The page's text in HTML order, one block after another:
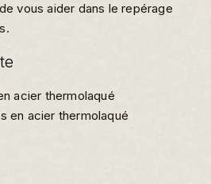
vous aider dans le repérage
acier thermolaqué
en acier thermolaqué